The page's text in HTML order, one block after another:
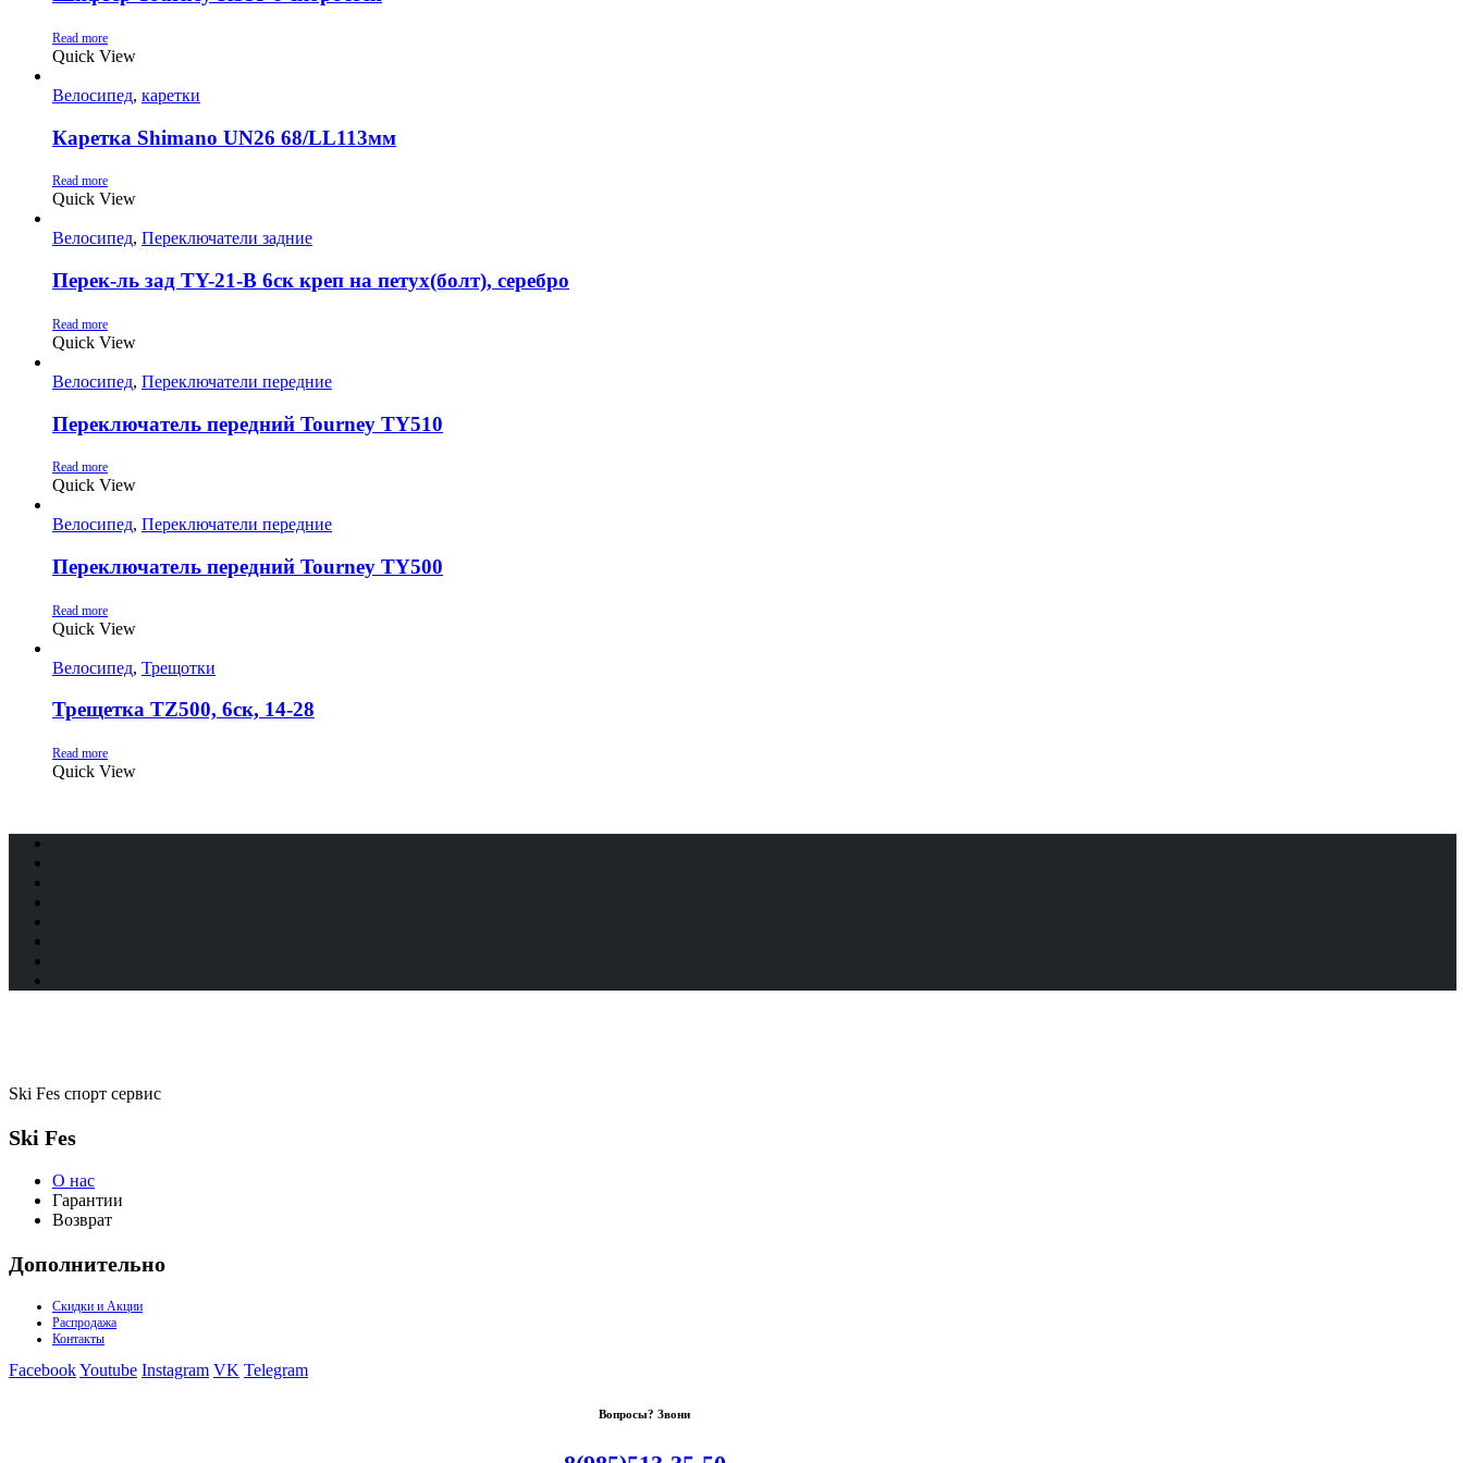
Read more
Quick View
Велосипед, каретки
Каретка Shimano UN26 68/LL113мм
Read more
Quick View
Велосипед, Переключатели задние
Перек-ль зад TY-21-B 6ск креп на петух(болт), серебро
Read more
Quick View
Велосипед, Переключатели передние
Переключатель передний Tourney TY510
Read more
Quick View
Велосипед, Переключатели передние
Переключатель передний Tourney TY500
Read more
Quick View
Велосипед, Трещотки
Трещетка TZ500, 6ск, 14-28
Read more
Quick View
Ski Fes спорт сервис
Ski Fes
О нас
Гарантии
Возврат
Дополнительно
Скидки и Акции
Распродажа
Контакты
FacebookYoutube Instagram VK Telegram
Вопросы? Звони